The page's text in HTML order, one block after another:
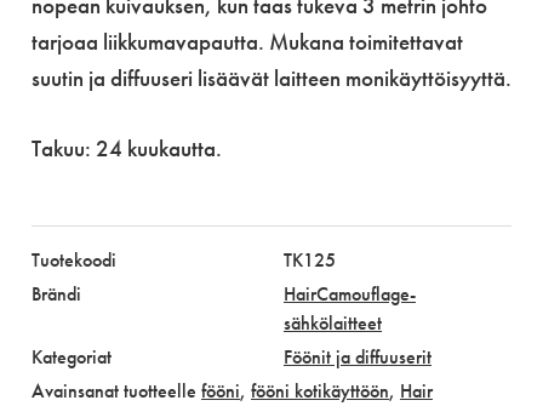
tarjoaa liikkumavapautta. Mukana toimitettavat
suutin ja diffuuseri lisäävät laitteen monikäyttöisyyttä.
Takuu: 24 kuukautta.
Tuotekoodi
TK125
Brändi
HairCamouflage-
sähkölaitteet
Kategoriat
Föönit ja diffuuserit
Avainsanat tuotteelle fööni, fööni kotikäyttöön, Hair